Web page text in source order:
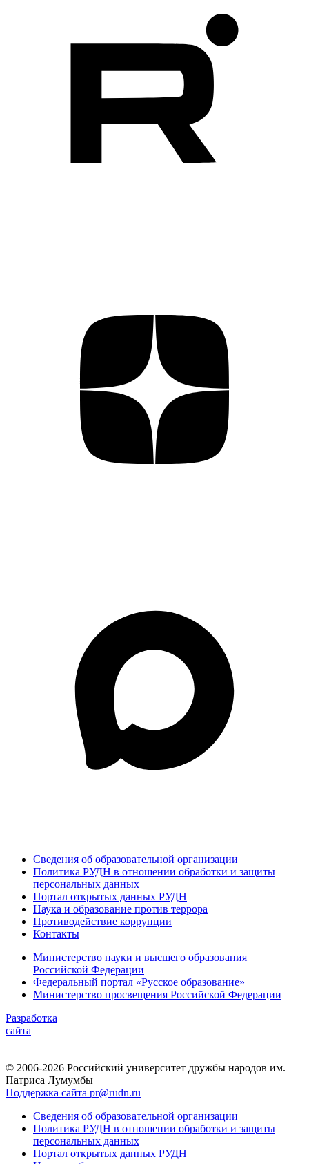
Сведения об образовательной организации
Политика РУДН в отношении обработки и защиты
персональных данных
Портал открытых данных РУДН
Наука и образование против террора
Противодействие коррупции
Контакты
Министерство науки и высшего образования
Российской Федерации
Федеральный портал «Русское образование»
Министерство просвещения Российской Федерации
Разработка
сайта
© 2006-2026 Российский университет дружбы народов им.
Патриса Лумумбы
Поддержка сайта pr@rudn.ru
Сведения об образовательной организации
Политика РУДН в отношении обработки и защиты
персональных данных
Портал открытых данных РУДН